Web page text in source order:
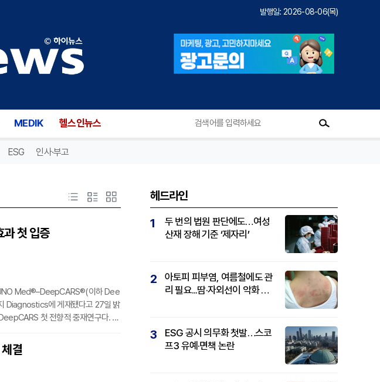
발행일: 2026-08-06(목)
MEDIK 헬스인뉴스
ESG 인사·부고
첫 입증
Med®–DeepCARS®(이하 Dee
Diagnostics에 게재됐다고 27일 밝
첫 전향적 중재연구다. 일
일반병동 성인 환자 3만6797명을
24시간 내 심정지 위험을 예측해
결
헤드라인
1
두 번의 법원 판단에도…여성
산재 장해 기준 ‘제자리’
2
아토피 피부염, 여름철에도 관
리 필요...땀·자외선이 악화 요
3
ESG 공시 의무화 첫발…스코
프3 유예·면책 논란